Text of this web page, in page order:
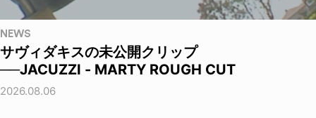
NEWS
サヴィダキスの未公開クリップ
──JACUZZI - MARTY ROUGH CUT
2026.08.06